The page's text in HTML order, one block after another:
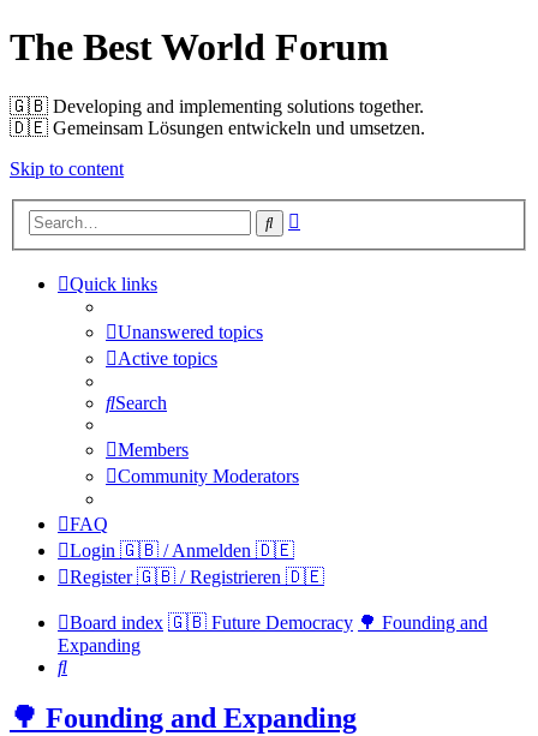
The Best World Forum
🇬🇧️ Developing and implementing solutions together.
🇩🇪️ Gemeinsam Lösungen entwickeln und umsetzen.
Skip to content
Search
Quick links
Unanswered topics
Active topics
Search
Members
Community Moderators
FAQ
Login 🇬🇧 / Anmelden 🇩🇪
Register 🇬🇧 / Registrieren 🇩🇪
Board index 🇬🇧 Future Democracy 🌳 Founding and
Expanding
Search
🌳 Founding and Expanding